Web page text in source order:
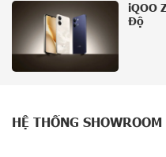
iQOO
Độ
HỆ THỐNG SHOWROOM